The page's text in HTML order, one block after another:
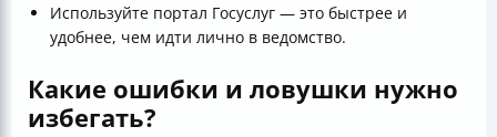
Используйте портал Госуслуг — это быстрее и
удобнее, чем идти лично в ведомство.
Какие ошибки и ловушки нужно
избегать?